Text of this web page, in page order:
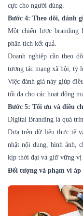
cực cho người dùng.
Bước 4: Theo dõi, đánh
Một chiến lược branding
phân tích kết quả.
Doanh nghiệp cần theo
tương tác mạng xã hội, tỷ
Việc đánh giá này giúp
tối đa cho các hoạt động
Bước 5: Tối ưu và điều
Digital Branding là quá
Dựa trên dữ liệu thực tế
nhật nội dung, hình ảnh,
kịp thời đại và giữ vững vị
Đối tượng và phạm vi